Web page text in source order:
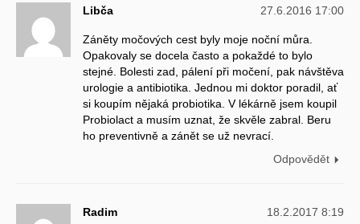
Libča 27.6.2016 17:00
Záněty močových cest byly moje noční můra.
Opakovaly se docela často a pokaždé to bylo
stejné. Bolesti zad, pálení při močení, pak návštěva
urologie a antibiotika. Jednou mi doktor poradil, ať
si koupím nějaká probiotika. V lékárně jsem koupil
Probiolact a musím uznat, že skvěle zabral. Beru
ho preventivně a zánět se už nevrací.
Odpovědět
Radim 18.2.2017 8:19